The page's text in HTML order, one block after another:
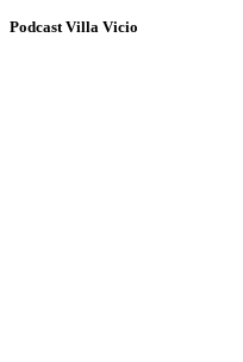
Podcast Villa Vicio